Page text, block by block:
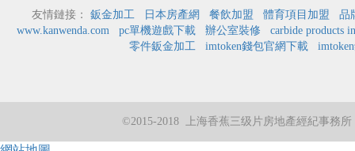
友情鏈接： 鈑金加工 日本房產網 餐飲加盟 體育項目加盟
品
www.kanwenda.com
pc單機遊戲下載 辦公室裝修
carbide products
零件鈑金加工
imtoken錢包官網下載
©2015-2018 上海香蕉三级片房地產經紀事務